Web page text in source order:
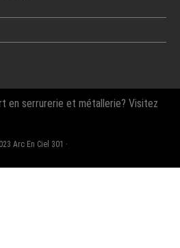
en serrurerie et métallerie? Visitez
Arc En Ciel 301 ·